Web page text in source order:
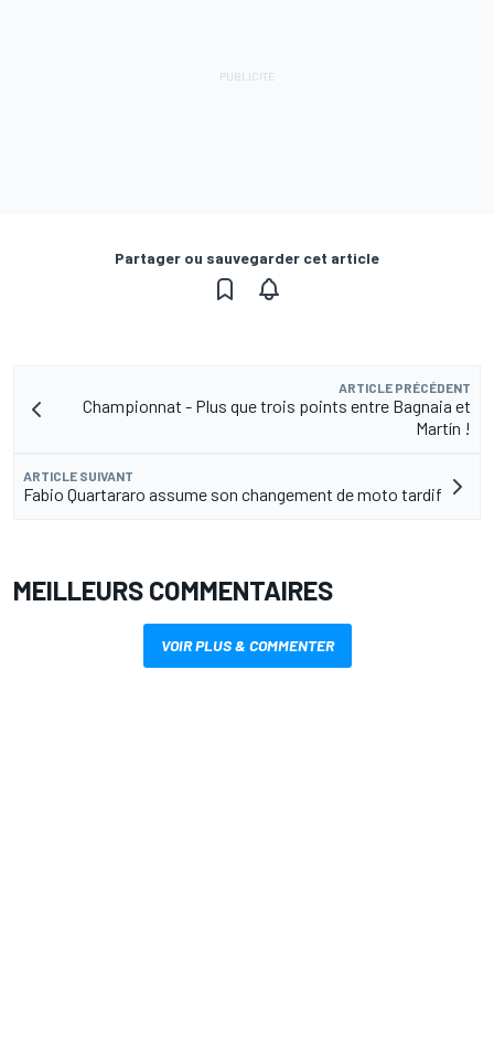
Partager ou sauvegarder cet article
ARTICLE PRÉCÉDENT
Championnat - Plus que trois points entre Bagnaia et
Martín !
ARTICLE SUIVANT
Fabio Quartararo assume son changement de moto tardif
MEILLEURS COMMENTAIRES
VOIR PLUS & COMMENTER